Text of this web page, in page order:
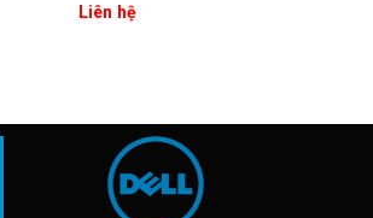
Liên hệ